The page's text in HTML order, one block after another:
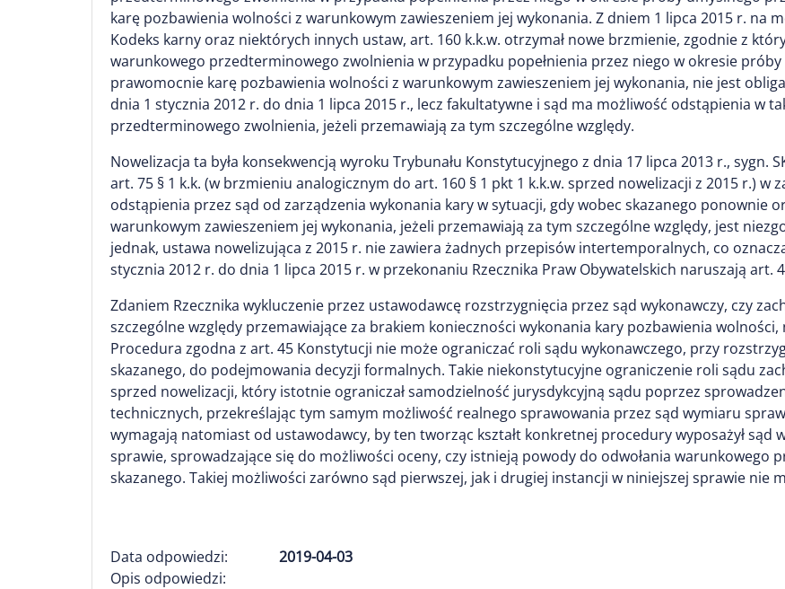
karę pozbawienia wolności z warunkowym zawieszeniem jej wykonania. Z dniem 1 lipca 2015 r. na
Kodeks karny oraz niektórych innych ustaw, art. 160 k.k.w. otrzymał nowe brzmienie, zgodnie z
warunkowego przedterminowego zwolnienia w przypadku popełnienia przez niego w okresie
prawomocnie karę pozbawienia wolności z warunkowym zawieszeniem jej wykonania, nie jest
dnia 1 stycznia 2012 r. do dnia 1 lipca 2015 r., lecz fakultatywne i sąd ma możliwość odstąpienia w
przedterminowego zwolnienia, jeżeli przemawiają za tym szczególne względy.
Nowelizacja ta była konsekwencją wyroku Trybunału Konstytucyjnego z dnia 17 lipca 2013 r., sygn.
art. 75 § 1 k.k. (w brzmieniu analogicznym do art. 160 § 1 pkt 1 k.k.w. sprzed nowelizacji z 2015 r.) w
odstąpienia przez sąd od zarządzenia wykonania kary w sytuacji, gdy wobec skazanego ponownie
warunkowym zawieszeniem jej wykonania, jeżeli przemawiają za tym szczególne względy, jest
jednak, ustawa nowelizująca z 2015 r. nie zawiera żadnych przepisów intertemporalnych, co
stycznia 2012 r. do dnia 1 lipca 2015 r. w przekonaniu Rzecznika Praw Obywatelskich naruszają art.
Zdaniem Rzecznika wykluczenie przez ustawodawcę rozstrzygnięcia przez sąd wykonawczy, czy
szczególne względy przemawiające za brakiem konieczności wykonania kary pozbawienia
Procedura zgodna z art. 45 Konstytucji nie może ograniczać roli sądu wykonawczego, przy
skazanego, do podejmowania decyzji formalnych. Takie niekonstytucyjne ograniczenie roli sądu
sprzed nowelizacji, który istotnie ograniczał samodzielność jurysdykcyjną sądu poprzez
technicznych, przekreślając tym samym możliwość realnego sprawowania przez sąd wymiaru
wymagają natomiast od ustawodawcy, by ten tworząc kształt konkretnej procedury wyposażył
sprawie, sprowadzające się do możliwości oceny, czy istnieją powody do odwołania warunkowego
skazanego. Takiej możliwości zarówno sąd pierwszej, jak i drugiej instancji w niniejszej sprawie nie
Data odpowiedzi:
2019-04-03
Opis odpowiedzi: